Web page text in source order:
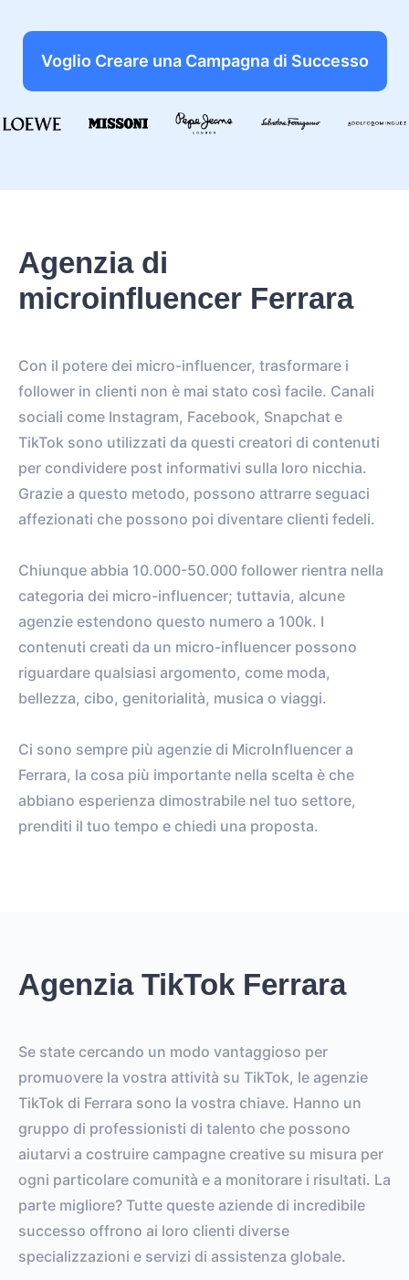
Voglio Creare una Campagna di Successo
Agenzia di
microinfluencer Ferrara
Con il potere dei micro-influencer, trasformare i
follower in clienti non è mai stato così facile. Canali
sociali come Instagram, Facebook, Snapchat e
TikTok sono utilizzati da questi creatori di contenuti
per condividere post informativi sulla loro nicchia.
Grazie a questo metodo, possono attrarre seguaci
affezionati che possono poi diventare clienti fedeli.
Chiunque abbia 10.000-50.000 follower rientra nella
categoria dei micro-influencer; tuttavia, alcune
agenzie estendono questo numero a 100k. I
contenuti creati da un micro-influencer possono
riguardare qualsiasi argomento, come moda,
bellezza, cibo, genitorialità, musica o viaggi.
Ci sono sempre più agenzie di MicroInfluencer a
Ferrara, la cosa più importante nella scelta è che
abbiano esperienza dimostrabile nel tuo settore,
prenditi il ​​tuo tempo e chiedi una proposta.
Agenzia TikTok Ferrara
Se state cercando un modo vantaggioso per
promuovere la vostra attività su TikTok, le agenzie
TikTok di Ferrara sono la vostra chiave. Hanno un
gruppo di professionisti di talento che possono
aiutarvi a costruire campagne creative su misura per
ogni particolare comunità e a monitorare i risultati. La
parte migliore? Tutte queste aziende di incredibile
successo offrono ai loro clienti diverse
specializzazioni e servizi di assistenza globale.